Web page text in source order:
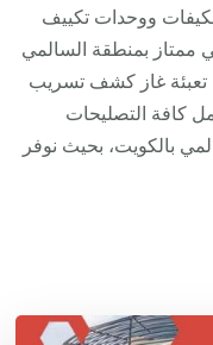
ووحدات تكييف
ممتاز بمنطقة السالمي
تعبئة غاز كشف تسريب
كافة التصليحات
بالكويت، بحيث نوفر